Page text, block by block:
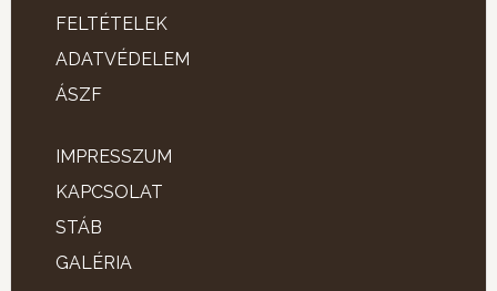
FELTÉTELEK
ADATVÉDELEM
ÁSZF
IMPRESSZUM
KAPCSOLAT
STÁB
GALÉRIA